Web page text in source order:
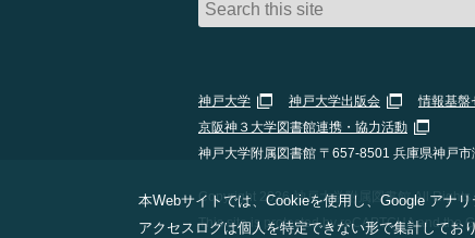
神戸大学 神戸大学出版会 情報基盤
京阪神３大学図書館連携・協力活動
神戸大学附属図書館 〒657-8501 兵庫県神戸
Copyright 2026 神戸大学附属図書館 All
This site is protected by reCAPTCHA and the
本Webサイトでは、Cookieを使用し、Google アナ
アクセスログは個人を特定できない形で集計してお